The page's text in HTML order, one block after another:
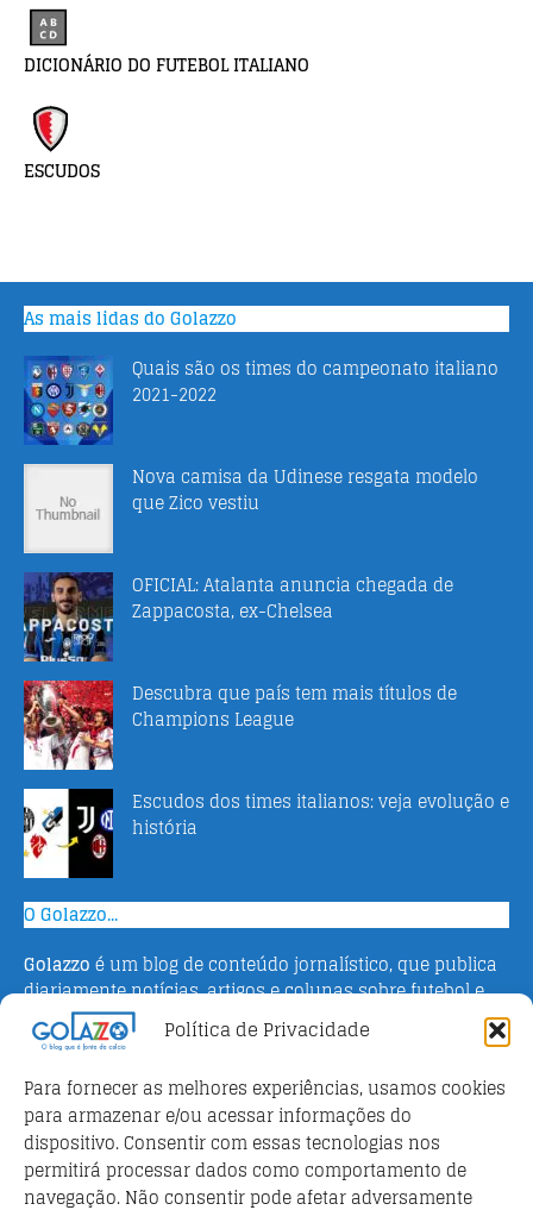
Política de Privacidade
Para fornecer as melhores experiências, usamos cookies
para armazenar e/ou acessar informações do
dispositivo. Consentir com essas tecnologias nos
permitirá processar dados como comportamento de
navegação. Não consentir pode afetar adversamente
DICIONÁRIO DO FUTEBOL ITALIANO
ESCUDOS
As mais lidas do Golazzo
Quais são os times do campeonato italiano
2021-2022
Nova camisa da Udinese resgata modelo
que Zico vestiu
OFICIAL: Atalanta anuncia chegada de
Zappacosta, ex-Chelsea
Descubra que país tem mais títulos de
Champions League
Escudos dos times italianos: veja evolução e
história
O Golazzo...
Golazzo é um blog de conteúdo jornalístico, que publica
diariamente notícias, artigos e colunas sobre futebol e
campeonato italiano. Fundado em 2016 pelo jornalista
Adriano Bertin, o site tem como objetivo informar o
o esporte na Itália.
Parceiros
Futebol ao vivo